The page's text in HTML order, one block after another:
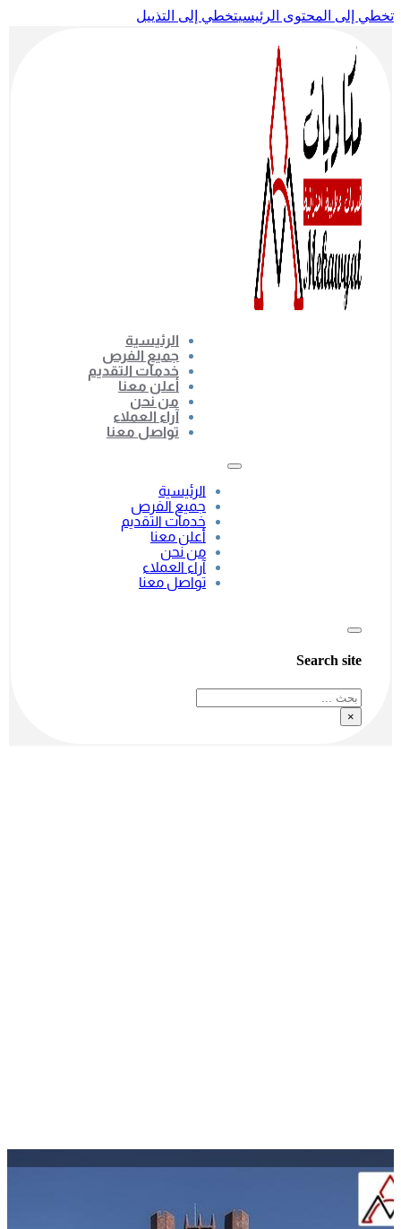
تخطي إلى المحتوى الرئيسيتخطي إلى التذييل
الرئيسية
جميع الفرص
خدمات التقديم
أعلن معنا
من نحن
آراء العملاء
تواصل معنا
الرئيسية
جميع الفرص
خدمات التقديم
أعلن معنا
من نحن
آراء العملاء
تواصل معنا
Search site
بحث
×